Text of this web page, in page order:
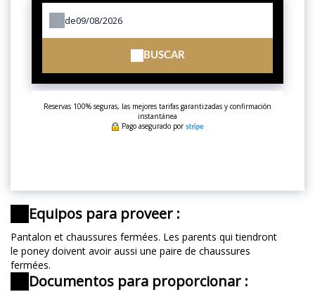
de
BUSCAR
Reservas 100% seguras, las mejores tarifas garantizadas y confirmación
instantánea
Pago asegurado por
Equipos para proveer :
Pantalon et chaussures fermées. Les parents qui tiendront
le poney doivent avoir aussi une paire de chaussures
fermées.
Documentos para proporcionar :